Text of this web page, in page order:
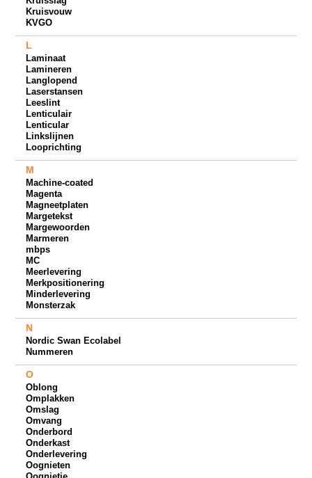
Kruisvouw
KVGO
L
Laminaat
Lamineren
Langlopend
Laserstansen
Leeslint
Lenticulair
Lenticular
Linkslijnen
Looprichting
M
Machine-coated
Magenta
Magneetplaten
Margetekst
Margewoorden
Marmeren
mbps
MC
Meerlevering
Merkpositionering
Minderlevering
Monsterzak
N
Nordic Swan Ecolabel
Nummeren
O
Oblong
Omplakken
Omslag
Omvang
Onderbord
Onderkast
Onderlevering
Oognieten